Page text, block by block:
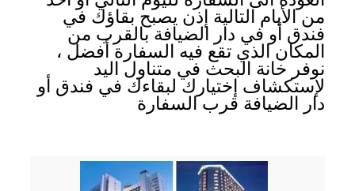
من الأيام التالية إذن يصبح بقاؤك في
فندق أو في دار الضيافة بالقرب من
المكان الذي تقع فيه السفارة أفضل ،
نوفر خانة البحث في متناول اليد
لإستكشاف إختيارك لبقاءك في فندق أو
دار الضيافة قرب السفارة